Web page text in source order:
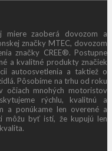
miere zaoberá dovozom a
značky MTEC, dovozom
značky CREE®. Postupne
a kvalitné produkty značiek
autoosvetlenia a taktiež o
Pôsobíme na trhu od roku
očiach mnohých motoristov
rýchlu, kvalitnú a
a ponúkame len overené a
môžu byť istí, že kupujú len